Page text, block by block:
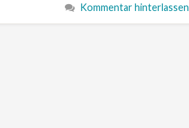
Kommentar hinterlassen